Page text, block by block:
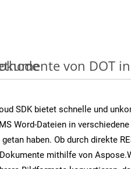
von DOT
SDK bietet schnelle und
Word-Dateien in
haben. Ob durch direkte
mithilfe von